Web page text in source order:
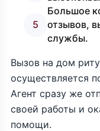
5
Большое
отзывов,
службы.
Вызов на дом
осуществляется
Агент сразу же
своей работы и
помощи.